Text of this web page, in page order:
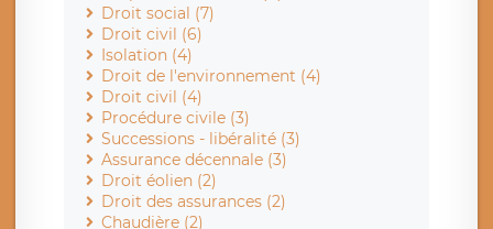
Droit social (7)
Droit civil (6)
Isolation (4)
Droit de l'environnement (4)
Droit civil (4)
Procédure civile (3)
Successions - libéralité (3)
Assurance décennale (3)
Droit éolien (2)
Droit des assurances (2)
Chaudière (2)